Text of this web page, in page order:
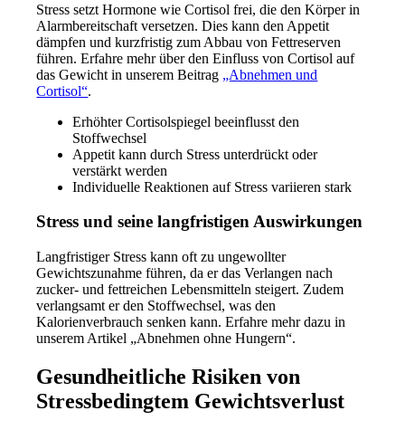
Stress setzt Hormone wie Cortisol frei, die den Körper in
Alarmbereitschaft versetzen. Dies kann den Appetit
dämpfen und kurzfristig zum Abbau von Fettreserven
führen. Erfahre mehr über den Einfluss von Cortisol auf
das Gewicht in unserem Beitrag „Abnehmen und
Cortisol“.
Erhöhter Cortisolspiegel beeinflusst den
Stoffwechsel
Appetit kann durch Stress unterdrückt oder
verstärkt werden
Individuelle Reaktionen auf Stress variieren stark
Stress und seine langfristigen Auswirkungen
Langfristiger Stress kann oft zu ungewollter
Gewichtszunahme führen, da er das Verlangen nach
zucker- und fettreichen Lebensmitteln steigert. Zudem
verlangsamt er den Stoffwechsel, was den
Kalorienverbrauch senken kann. Erfahre mehr dazu in
unserem Artikel „Abnehmen ohne Hungern“.
Gesundheitliche Risiken von
Stressbedingtem Gewichtsverlust